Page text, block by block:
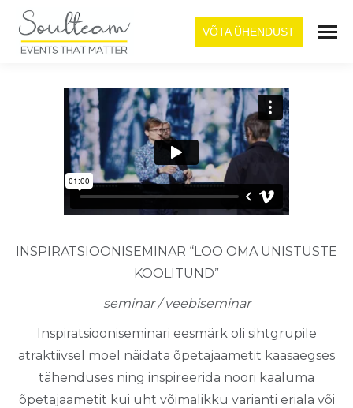
VÕTA ÜHENDUST
INSPIRATSIOONISEMINAR “LOO OMA UNISTUSTE
KOOLITUND”
seminar / veebiseminar
Inspiratsiooniseminari eesmärk oli sihtgrupile
atraktiivsel moel näidata õpetajaametit kaasaegses
tähenduses ning inspireerida noori kaaluma
õpetajaametit kui üht võimalikku varianti eriala või